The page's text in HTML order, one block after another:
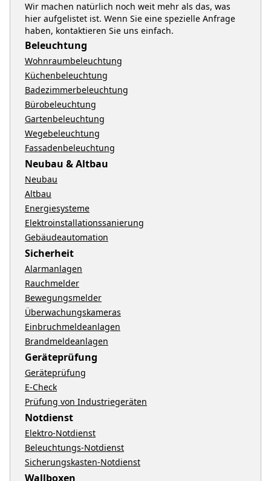
Wir machen natürlich noch weit mehr als das, was
hier aufgelistet ist. Wenn Sie eine spezielle Anfrage
haben, kontaktieren Sie uns einfach.
Beleuchtung
Wohnraumbeleuchtung
Küchenbeleuchtung
Badezimmerbeleuchtung
Bürobeleuchtung
Gartenbeleuchtung
Wegebeleuchtung
Fassadenbeleuchtung
Neubau & Altbau
Neubau
Altbau
Energiesysteme
Elektroinstallationssanierung
Gebäudeautomation
Sicherheit
Alarmanlagen
Rauchmelder
Bewegungsmelder
Überwachungskameras
Einbruchmeldeanlagen
Brandmeldeanlagen
Geräteprüfung
Geräteprüfung
E-Check
Prüfung von Industriegeräten
Notdienst
Elektro-Notdienst
Beleuchtungs-Notdienst
Sicherungskasten-Notdienst
Wallboxen